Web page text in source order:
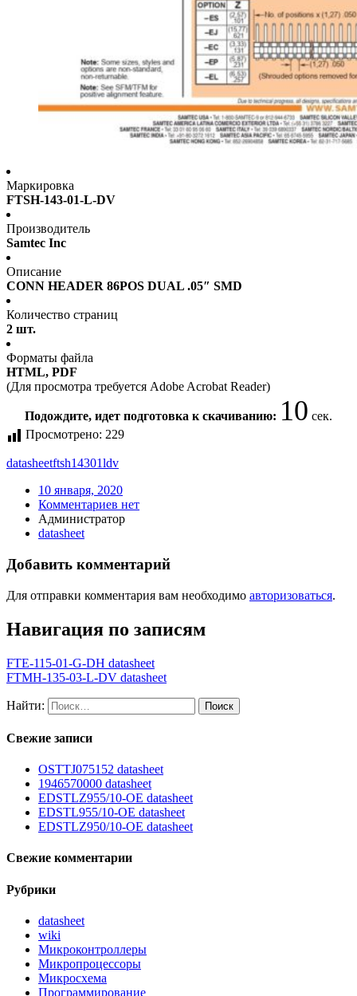
Маркировка
FTSH-143-01-L-DV
Производитель
Samtec Inc
Описание
CONN HEADER 86POS DUAL .05″ SMD
Количество страниц
2 шт.
Форматы файла
HTML, PDF
(Для просмотра требуется Adobe Acrobat Reader)
Подождите, идет подготовка к скачиванию: 10 сек.
Просмотрено: 229
datasheetftsh14301ldv
10 января, 2020
Комментариев нет
Администратор
datasheet
Добавить комментарий
Для отправки комментария вам необходимо авторизоваться.
Навигация по записям
FTE-115-01-G-DH datasheet
FTMH-135-03-L-DV datasheet
Найти:
Свежие записи
OSTTJ075152 datasheet
1946570000 datasheet
EDSTLZ955/10-OE datasheet
EDSTL955/10-OE datasheet
EDSTLZ950/10-OE datasheet
Свежие комментарии
Рубрики
datasheet
wiki
Микроконтроллеры
Микропроцессоры
Микросхема
Программирование